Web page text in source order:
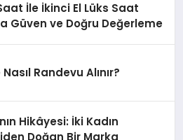
İle İkinci El Lüks Saat
Güven ve Doğru Değerleme
Nasıl Randevu Alınır?
Hikâyesi: İki Kadın
Doğan Bir Marka